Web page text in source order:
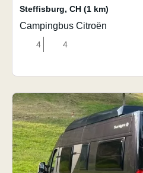
Steffisburg, CH (1 km)
Campingbus Citroën
4 4